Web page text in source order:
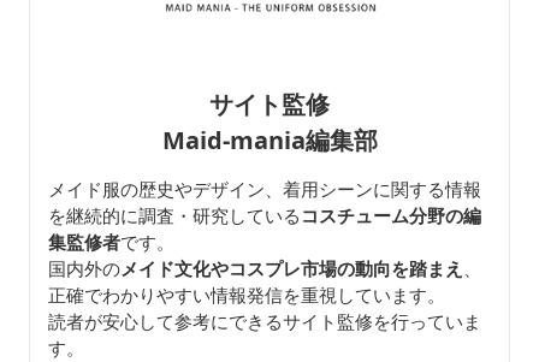
サイト監修
Maid-mania編集部
メイド服の歴史やデザイン、着用シーンに関する情報
を継続的に調査・研究している コスチューム分野の編
集監修者です。
国内外のメイド文化やコスプレ市場の動向を踏まえ 、
正確でわかりやすい情報発信を重視しています。
読者が安心して参考にできるサイト監修を行っていま
す。